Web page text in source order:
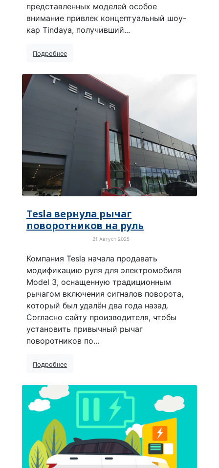
представленных моделей особое
внимание привлек концептуальный шоу-
кар Tindaya, получивший...
Подробнее
Tesla вернула рычаг
поворотников на руль
21 Август 2025
Компания Tesla начала продавать
модификацию руля для электромобиля
Model 3, оснащенную традиционным
рычагом включения сигналов поворота,
который был удалён два года назад.
Согласно сайту производителя, чтобы
установить привычный рычаг
поворотников по...
Подробнее